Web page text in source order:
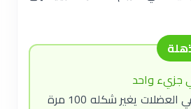
جزيء واحد
في العضلات يغير شكله 100 مرة